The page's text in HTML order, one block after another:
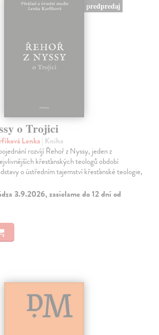
predpredaj
o Trojici
Lenka| Kniha
rozvíjí Řehoř z Nyssy, jeden z
křesťanských teologů období
o ústředním tajemství křesťanské teologie,
3.9.2026, zasielame do 12 dní od